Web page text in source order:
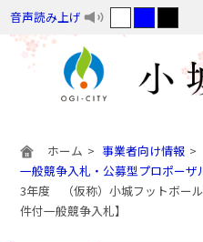
音声読み上げ
ホーム 事業者向け情報
一般競争入札・公募型プロポーザ
3年度 （仮称）小城フットボー
件付一般競争入札】